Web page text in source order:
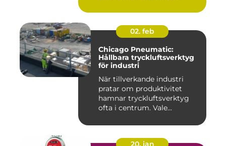
02. feb
Chicago Pneumatic:
Hållbara tryckluftsverktyg
för industri
När tillverkande industri
pratar om produktivitet
hamnar tryckluftsverktyg
ofta i centrum. Vale...
20. jan